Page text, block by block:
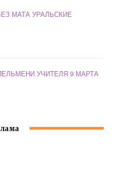
МАТА УРАЛЬСКИЕ
УЧИТЕЛЯ 9 МАРТА